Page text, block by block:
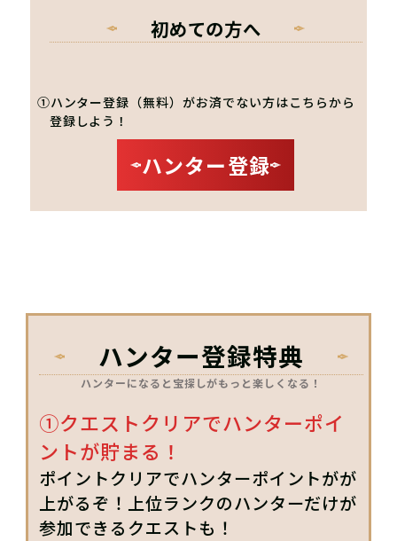
初めての方へ
①ハンター登録（無料）がお済でない方はこちらから
登録しよう！
ハンター登録
ハンター登録特典
ハンターになると宝探しがもっと楽しくなる！
①クエストクリアでハンターポイ
ントが貯まる！
ポイントクリアでハンターポイントがが
上がるぞ！上位ランクのハンターだけが
参加できるクエストも！